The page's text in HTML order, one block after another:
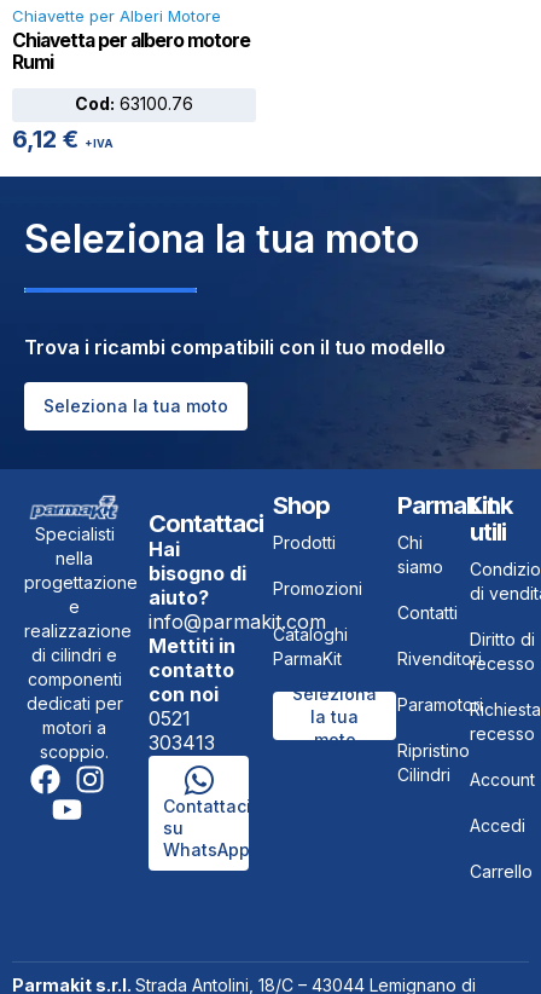
Chiavette per Alberi Motore
Chiavetta per albero motore
Rumi
Cod: 63100.76
6,12 € +IVA
Seleziona la tua moto
Trova i ricambi compatibili con il tuo modello
Seleziona la tua moto
Specialisti
nella
progettazione
e
realizzazione
di cilindri e
componenti
dedicati per
motori a
scoppio.
Contattaci
Hai
bisogno di
aiuto?
info@parmakit.com
Mettiti in
contatto
con noi
0521
303413
Contattaci
su
WhatsApp
Shop
Prodotti
Promozioni
Cataloghi
ParmaKit
Seleziona
la tua
moto
ParmaKit
Chi
siamo
Contatti
Rivenditori
Paramotori
Ripristino
Cilindri
Link
utili
di
Diritto di
recesso
Richiesta
recesso
Account
Accedi
Carrello
Parmakit s.r.l. Strada Antolini, 18/C – 43044 Lemignano di